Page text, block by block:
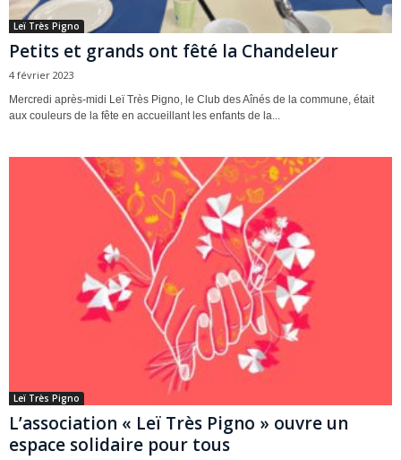
Leï Très Pigno
Petits et grands ont fêté la Chandeleur
4 février 2023
Mercredi après-midi Leï Très Pigno, le Club des Aînés de la commune, était
aux couleurs de la fête en accueillant les enfants de la...
Leï Très Pigno
L’association « Leï Très Pigno » ouvre un
espace solidaire pour tous